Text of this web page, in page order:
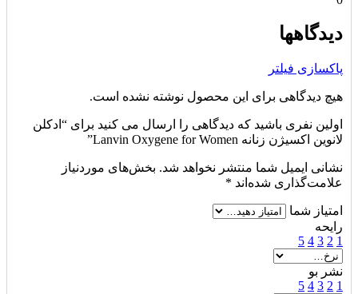
دیدگاهها
پاکسازی فیلتر
هیچ دیدگاهی برای این محصول نوشته نشده است.
اولین نفری باشید که دیدگاهی را ارسال می کنید برای “ادکلن
لانوین اکسیژن زنانه Lanvin Oxygene for Women”
نشانی ایمیل شما منتشر نخواهد شد. بخش‌های موردنیاز
علامت‌گذاری شده‌اند *
امتیاز شما
رایحه
1
2
3
4
5
نشر بو
1
2
3
4
5